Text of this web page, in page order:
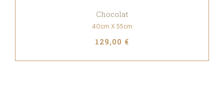
Chocolat
40cm X 55cm
129,00 €